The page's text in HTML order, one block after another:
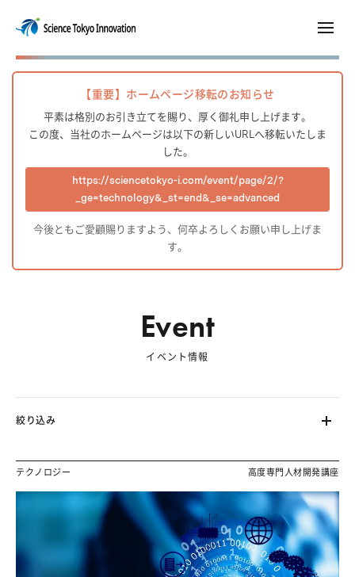
【重要】ホームページ移転のお知らせ
平素は格別のお引き立てを賜り、厚く御礼申し上げます。
この度、当社のホームページは以下の新しいURLへ移転いたしま
した。
https://sciencetokyo-i.com/event/page/2/?
_ge=technology&_st=end&_se=advanced
今後ともご愛顧賜りますよう、何卒よろしくお願い申し上げま
す。
Event
イベント情報
絞り込み
テクノロジー 高度専門人材開発講座